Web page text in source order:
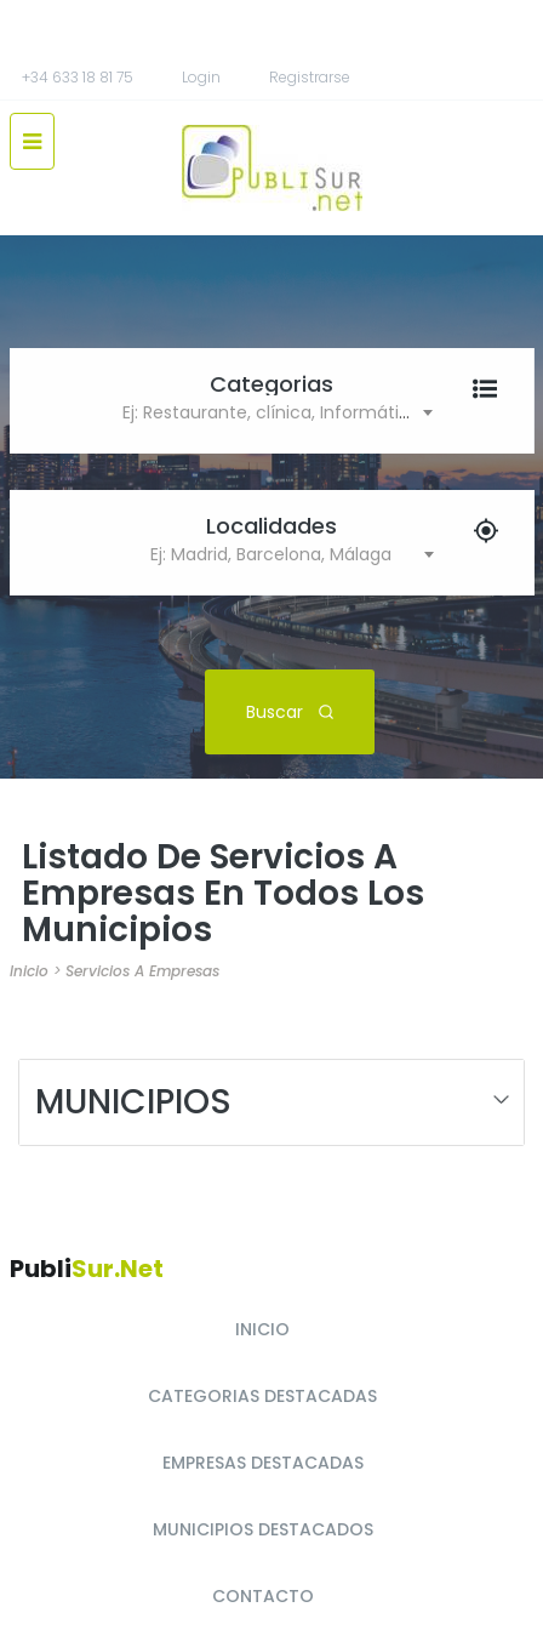
+34 633 18 81 75 Login Registrarse
Categorias
Ej: Restaurante, clínica, Informática
Localidades
Ej: Madrid, Barcelona, Málaga
Buscar
Listado De Servicios A
Empresas En Todos Los
Municipios
Inicio > Servicios A Empresas
MUNICIPIOS
PubliSur.net
INICIO
CATEGORIAS DESTACADAS
EMPRESAS DESTACADAS
MUNICIPIOS DESTACADOS
CONTACTO